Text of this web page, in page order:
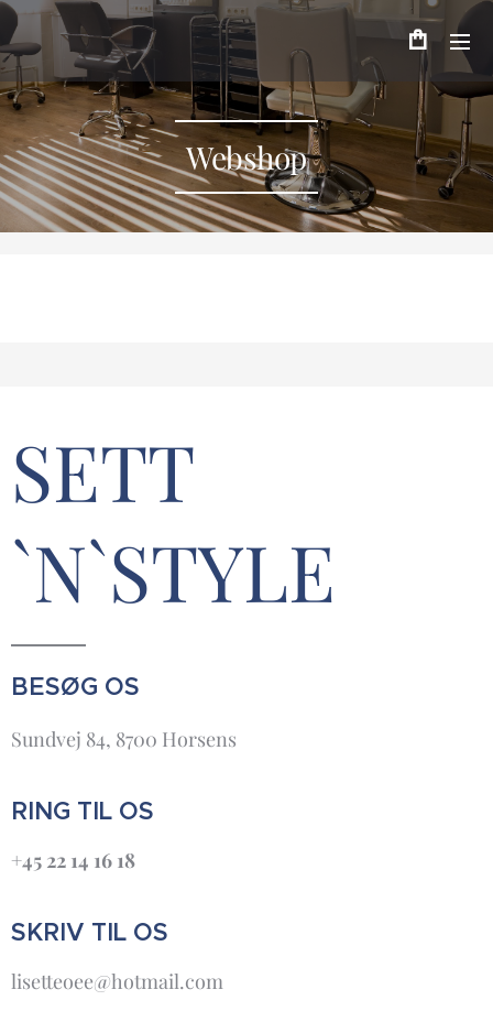
Webshop
SETT
`N`STYLE
BESØG OS
Sundvej 84, 8700 Horsens
RING TIL OS
+45 22 14 16 18
SKRIV TIL OS
lisetteoee@hotmail.com